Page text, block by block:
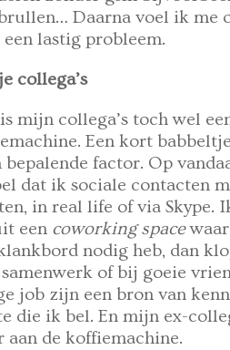
Daarna voel ik me
lastig probleem.
collega’s
mijn collega’s toch wel
Een kort
bepalende factor. Op
dat ik sociale contacten
in real life of via Skype.
een coworking spacewaar
nodig heb, dan
of bij goeie
job zijn een bron van
die ik bel. En mijn ex-
aan de koffiemachine.